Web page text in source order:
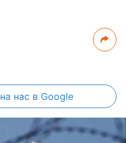
на нас в Google